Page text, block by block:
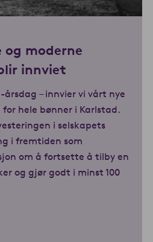
og moderne
innviet
årsdag – innvier vi vårt nye
hele bønner i Karlstad.
i selskapets
i fremtiden som
om å fortsette å tilby en
og gjør godt i minst 100